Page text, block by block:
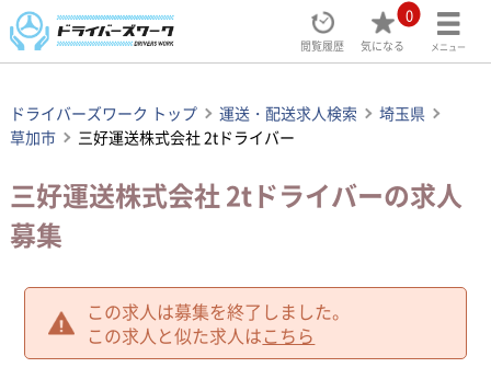
閲覧履歴
0
気になる メニュー
ドライバーズワーク トップ 運送・配送求人検索
埼玉県
草加市
三好運送株式会社 2tドライバー
三好運送株式会社 2tドライバーの求人
募集
この求人は募集を終了しました。
この求人と似た求人はこちら